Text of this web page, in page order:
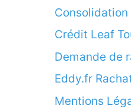
Crédit Leaf
Demande de
Eddy.fr
Mentions